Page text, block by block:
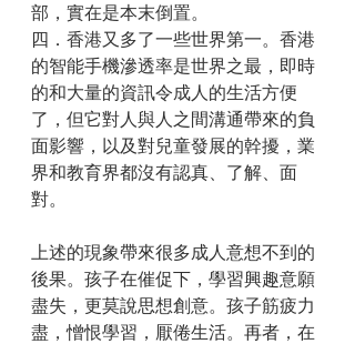
部，實在是本末倒置。
四．香港又多了一些世界第一。香港
的智能手機滲透率是世界之最，即時
的和大量的資訊令成人的生活方便
了，但它對人與人之間溝通帶來的負
面影響，以及對兒童發展的幹擾，業
界和教育界都沒有認真、了解、面
對。
上述的現象帶來很多成人意想不到的
後果。孩子在催促下，學習興趣意願
盡失，更莫說思想創意。孩子筋疲力
盡，憎恨學習，厭倦生活。再者，在